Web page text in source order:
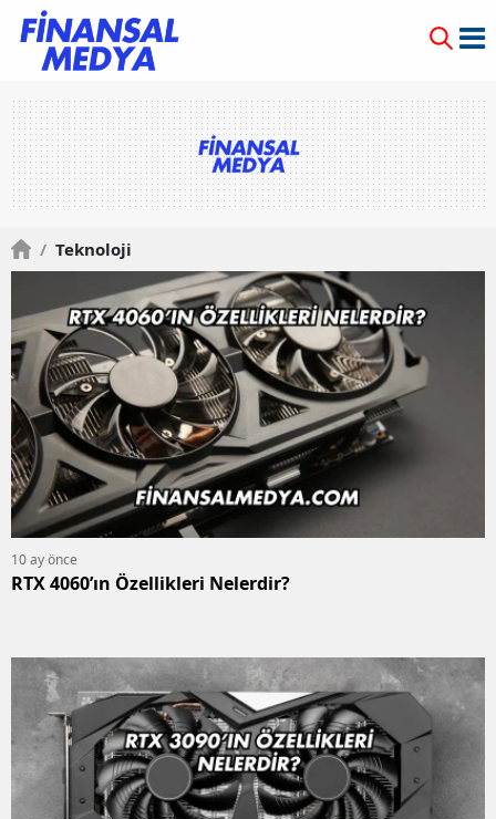
/ Teknoloji
10 ay önce
RTX 4060’ın Özellikleri Nelerdir?